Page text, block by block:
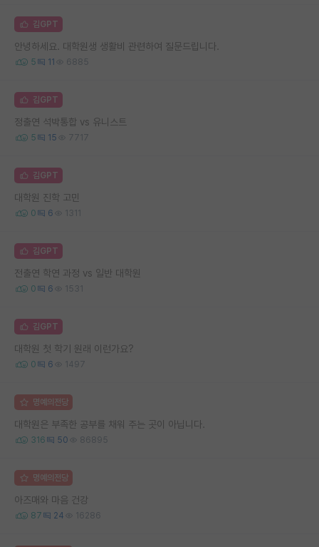
김GPT
안녕하세요. 대학원생 생활비 관련하여 질문드립니다.
5 11 6885
김GPT
정출연 석박통합 vs 유니스트
5 15 7717
김GPT
대학원 진학 고민
0 6 1311
김GPT
전출연 학연 과정 vs 일반 대학원
0 6 1531
김GPT
대학원 첫 학기 원래 이런가요?
0 6 1497
명예의전당
대학원은 부족한 공부를 채워 주는 곳이 아닙니다.
316 50 86895
명예의전당
아즈매와 마음 건강
87 24 16286